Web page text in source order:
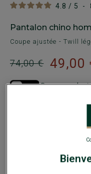
4.8 / 5 -
Pantalon chino
Coupe ajustée - Twill
74,00 € 49,00
Payez en
COULEURS